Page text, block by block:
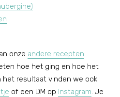
onze andere recepten
hoe het ging en hoe het
het resultaat vinden we ook
of een DM op Instagram. Je